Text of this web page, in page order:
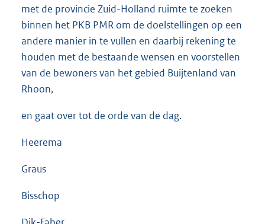
met de provincie Zuid-Holland ruimte te zoeken
binnen het PKB PMR om de doelstellingen op een
andere manier in te vullen en daarbij rekening te
houden met de bestaande wensen en voorstellen
van de bewoners van het gebied Buijtenland van
Rhoon,
en gaat over tot de orde van de dag.
Heerema
Graus
Bisschop